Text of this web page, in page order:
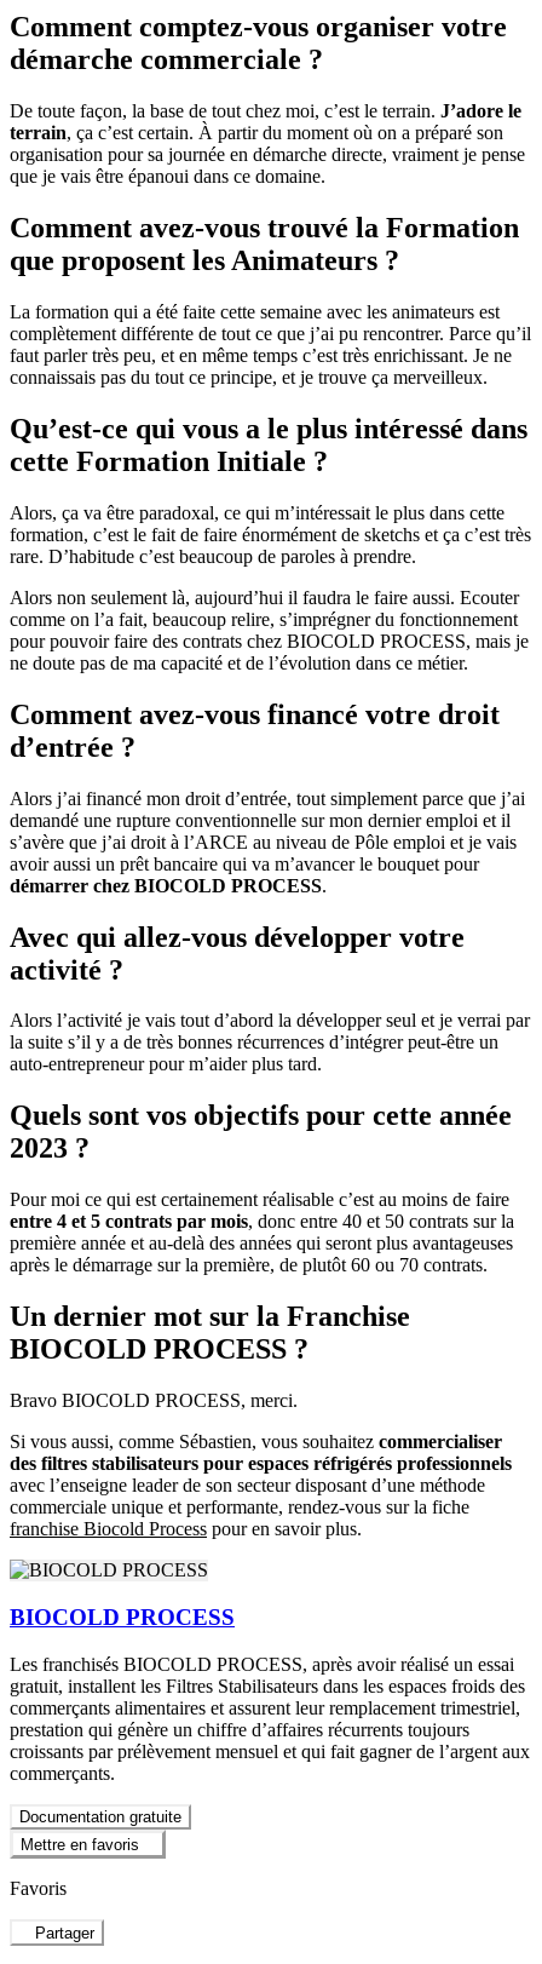
Comment comptez-vous organiser votre
démarche commerciale ?
De toute façon, la base de tout chez moi, c’est le terrain. J’adore le
terrain, ça c’est certain. À partir du moment où on a préparé son
organisation pour sa journée en démarche directe, vraiment je pense
que je vais être épanoui dans ce domaine.
Comment avez-vous trouvé la Formation
que proposent les Animateurs ?
La formation qui a été faite cette semaine avec les animateurs est
complètement différente de tout ce que j’ai pu rencontrer. Parce qu’il
faut parler très peu, et en même temps c’est très enrichissant. Je ne
connaissais pas du tout ce principe, et je trouve ça merveilleux.
Qu’est-ce qui vous a le plus intéressé dans
cette Formation Initiale ?
Alors, ça va être paradoxal, ce qui m’intéressait le plus dans cette
formation, c’est le fait de faire énormément de sketchs et ça c’est très
rare. D’habitude c’est beaucoup de paroles à prendre.
Alors non seulement là, aujourd’hui il faudra le faire aussi. Ecouter
comme on l’a fait, beaucoup relire, s’imprégner du fonctionnement
pour pouvoir faire des contrats chez BIOCOLD PROCESS, mais je
ne doute pas de ma capacité et de l’évolution dans ce métier.
Comment avez-vous financé votre droit
d’entrée ?
Alors j’ai financé mon droit d’entrée, tout simplement parce que j’ai
demandé une rupture conventionnelle sur mon dernier emploi et il
s’avère que j’ai droit à l’ARCE au niveau de Pôle emploi et je vais
avoir aussi un prêt bancaire qui va m’avancer le bouquet pour
démarrer chez BIOCOLD PROCESS.
Avec qui allez-vous développer votre
activité ?
Alors l’activité je vais tout d’abord la développer seul et je verrai par
la suite s’il y a de très bonnes récurrences d’intégrer peut-être un
auto-entrepreneur pour m’aider plus tard.
Quels sont vos objectifs pour cette année
2023 ?
Pour moi ce qui est certainement réalisable c’est au moins de faire
entre 4 et 5 contrats par mois, donc entre 40 et 50 contrats sur la
première année et au-delà des années qui seront plus avantageuses
après le démarrage sur la première, de plutôt 60 ou 70 contrats.
Un dernier mot sur la Franchise
BIOCOLD PROCESS ?
Bravo BIOCOLD PROCESS, merci.
Si vous aussi, comme Sébastien, vous souhaitez commercialiser
des filtres stabilisateurs pour espaces réfrigérés professionnels
avec l’enseigne leader de son secteur disposant d’une méthode
commerciale unique et performante, rendez-vous sur la fiche
franchise Biocold Process pour en savoir plus.
BIOCOLD PROCESS
Les franchisés BIOCOLD PROCESS, après avoir réalisé un essai
gratuit, installent les Filtres Stabilisateurs dans les espaces froids des
commerçants alimentaires et assurent leur remplacement trimestriel,
prestation qui génère un chiffre d’affaires récurrents toujours
croissants par prélèvement mensuel et qui fait gagner de l’argent aux
commerçants.
Documentation gratuite
Mettre en favoris
Favoris
Partager